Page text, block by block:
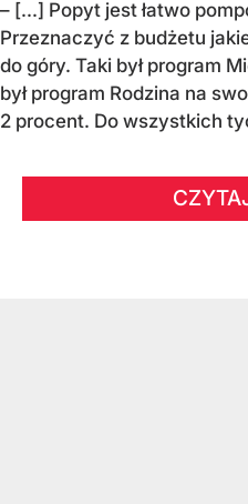
– [...] Popyt jest łatwo
Przeznaczyć z budżetu
do góry. Taki był program
był program Rodzina na
2 procent. Do wszystkich